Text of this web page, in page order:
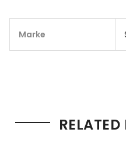
Marke